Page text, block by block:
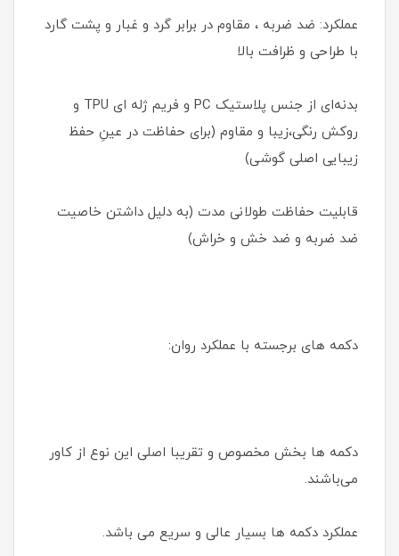
عملکرد: ضد ضربه ، مقاوم در برابر گرد و غبار و پشت گارد
با طراحی و ظرافت بالا
بدنه‌ای از جنس پلاستیک PC و فریم ژله ای TPU و
روکش رنگی،زیبا و مقاوم (برای حفاظت در عینِ حفظ
زیبایی اصلی گوشی)
قابلیت حفاظت طولانی مدت (به دلیل داشتن خاصیت
ضد ضربه و ضد خش و خراش)
دکمه های برجسته با عملکرد روان:
دکمه ها بخش مخصوص و تقریبا اصلی این نوع از کاور
می‌باشند.
عملکرد دکمه ها بسیار عالی و سریع می باشد.